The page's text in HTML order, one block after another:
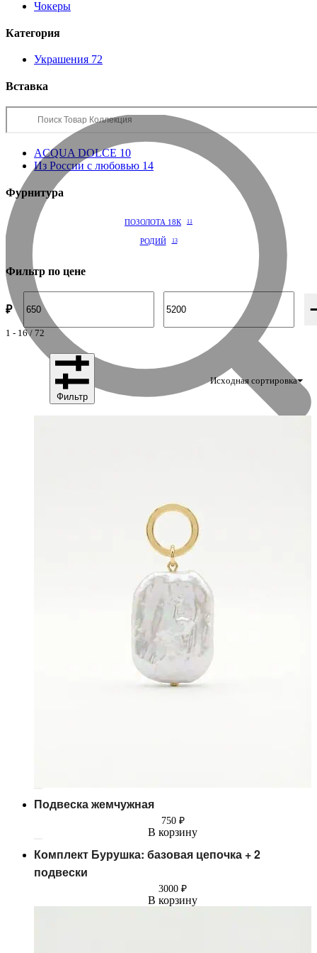
Чокеры
Категория
Украшения 72
Вставка
ACQUA DOLCE 10
Из России с любовью 14
Фурнитура
ПОЗОЛОТА 18К 11
РОДИЙ 13
Фильтр по цене
₽
1 - 16/ 72
Исходная сортировка
Фильтр
Подвеска жемчужная
750 ₽
В корзину
Комплект Бурушка: базовая цепочка + 2
подвески
3000 ₽
В корзину